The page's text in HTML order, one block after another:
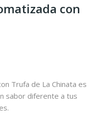
con
Trufa de La Chinata es
sabor diferente a tus